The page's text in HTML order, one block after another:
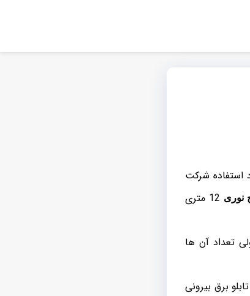
استفاده شرکت
نوری
12 متری
استفاده می شود ولی تعداد آن ها
برق بیرونی